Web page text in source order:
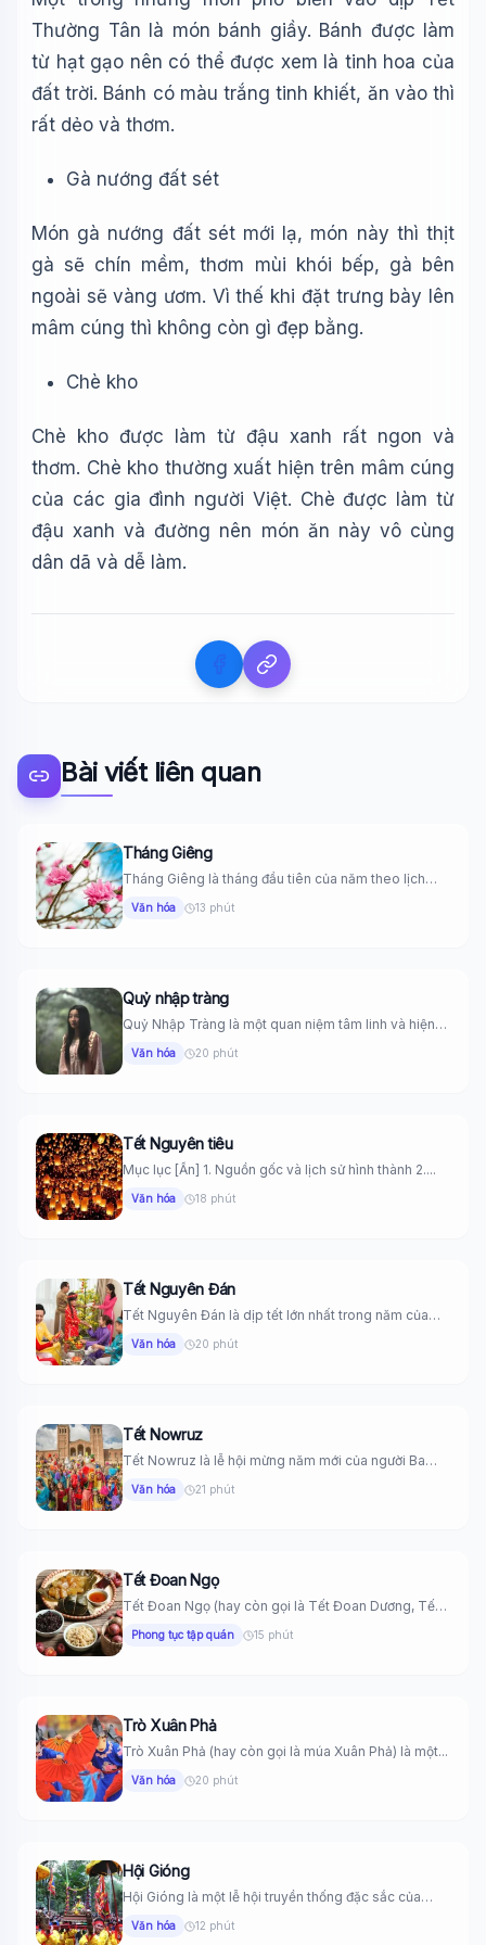
Thường Tân là món bánh giầy. Bánh được làm
từ hạt gạo nên có thể được xem là tinh hoa của
đất trời. Bánh có màu trắng tinh khiết, ăn vào thì
rất dẻo và thơm.
Gà nướng đất sét
Món gà nướng đất sét mới lạ, món này thì thịt
gà sẽ chín mềm, thơm mùi khói bếp, gà bên
ngoài sẽ vàng ươm. Vì thế khi đặt trưng bày lên
mâm cúng thì không còn gì đẹp bằng.
Chè kho
Chè kho được làm từ đậu xanh rất ngon và
thơm. Chè kho thường xuất hiện trên mâm cúng
của các gia đình người Việt. Chè được làm từ
đậu xanh và đường nên món ăn này vô cùng
dân dã và dễ làm.
Bài viết liên quan
Tháng Giêng
Tháng Giêng là tháng đầu tiên của năm theo lịch
Văn hóa 13 phút
Quỷ nhập tràng
Quỷ Nhập Tràng là một quan niệm tâm linh và hiện
Văn hóa 20 phút
Tết Nguyên tiêu
Mục lục [Ẩn] 1. Nguồn gốc và lịch sử hình thành 2....
Văn hóa 18 phút
Tết Nguyên Đán
Tết Nguyên Đán là dịp tết lớn nhất trong năm của
Văn hóa 20 phút
Tết Nowruz
Tết Nowruz là lễ hội mừng năm mới của người Ba
Văn hóa 21 phút
Tết Đoan Ngọ
Tết Đoan Ngọ (hay còn gọi là Tết Đoan Dương, Tết
Phong tục tập quán 15 phút
Trò Xuân Phả
Trò Xuân Phả (hay còn gọi là múa Xuân Phả) là một...
Văn hóa 20 phút
Hội Gióng
Hội Gióng là một lễ hội truyền thống đặc sắc của
Văn hóa 12 phút